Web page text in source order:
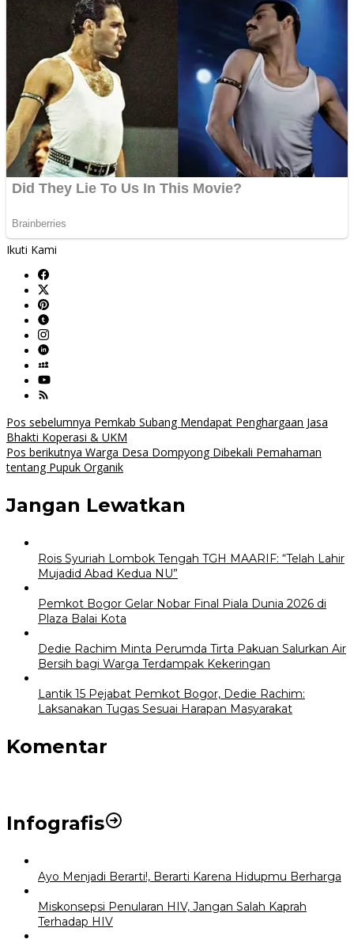
Ikuti Kami
Navigasi
pos
Pos sebelumnya Pemkab Subang Mendapat Penghargaan Jasa
Bhakti Koperasi & UKM
Pos berikutnya Warga Desa Dompyong Dibekali Pemahaman
tentang Pupuk Organik
Jangan Lewatkan
Rois Syuriah Lombok Tengah TGH MAARIF: “Telah Lahir
Mujadid Abad Kedua NU”
Pemkot Bogor Gelar Nobar Final Piala Dunia 2026 di
Plaza Balai Kota
Dedie Rachim Minta Perumda Tirta Pakuan Salurkan Air
Bersih bagi Warga Terdampak Kekeringan
Lantik 15 Pejabat Pemkot Bogor, Dedie Rachim:
Laksanakan Tugas Sesuai Harapan Masyarakat
Komentar
Infografis
Ayo Menjadi Berarti!, Berarti Karena Hidupmu Berharga
Miskonsepsi Penularan HIV, Jangan Salah Kaprah
Terhadap HIV